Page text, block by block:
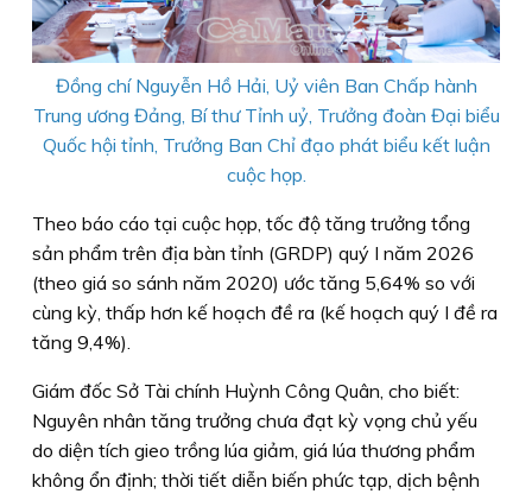
Đồng chí Nguyễn Hồ Hải, Uỷ viên Ban Chấp hành
Trung ương Đảng, Bí thư Tỉnh uỷ, Trưởng đoàn Đại biểu
Quốc hội tỉnh, Trưởng Ban Chỉ đạo phát biểu kết luận
cuộc họp.
Theo báo cáo tại cuộc họp, tốc độ tăng trưởng tổng
sản phẩm trên địa bàn tỉnh (GRDP) quý I năm 2026
(theo giá so sánh năm 2020) ước tăng 5,64% so với
cùng kỳ, thấp hơn kế hoạch đề ra (kế hoạch quý I đề ra
tăng 9,4%).
Giám đốc Sở Tài chính Huỳnh Công Quân, cho biết:
Nguyên nhân tăng trưởng chưa đạt kỳ vọng chủ yếu
do diện tích gieo trồng lúa giảm, giá lúa thương phẩm
không ổn định; thời tiết diễn biến phức tạp, dịch bệnh